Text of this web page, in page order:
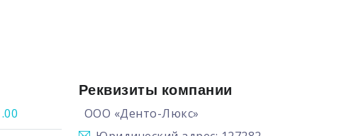
Реквизиты компании
ООО «Денто-Люкс»